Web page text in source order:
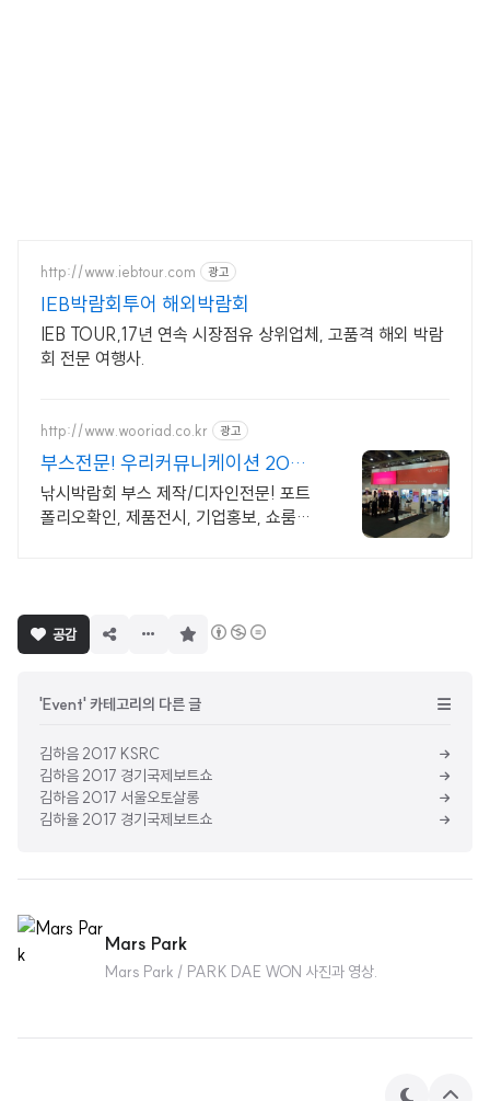
http://www.iebtour.com 광고
IEB박람회투어 해외박람회
IEB TOUR,17년 연속 시장점유 상위업체, 고품격 해외 박람
회 전문 여행사.
http://www.wooriad.co.kr 광고
부스전문! 우리커뮤니케이션 20년
경력의 전시/부스전문
낚시박람회 부스 제작/디자인전문! 포트
폴리오확인, 제품전시, 기업홍보, 쇼룸디
공감
'Event' 카테고리의 다른 글
김하음 2017 KSRC
김하음 2017 경기국제보트쇼
김하음 2017 서울오토살롱
김하율 2017 경기국제보트쇼
Mars Park
Mars Park / PARK DAE WON 사진과 영상.